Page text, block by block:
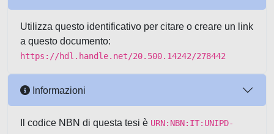
Utilizza questo identificativo per citare o creare un link
a questo documento:
https://hdl.handle.net/20.500.14242/278442
Informazioni
Il codice NBN di questa tesi è URN:NBN:IT:UNIPD-